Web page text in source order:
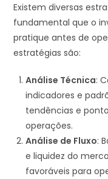
Existem diversas
fundamental que o
pratique antes de
estratégias são:
Análise Técnica:
indicadores e
tendências e
operações.
Análise de Fluxo:
e liquidez do
favoráveis para